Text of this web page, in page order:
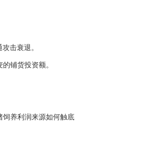
击衰退。
铺货投资额。
饲养利润来源如何触底